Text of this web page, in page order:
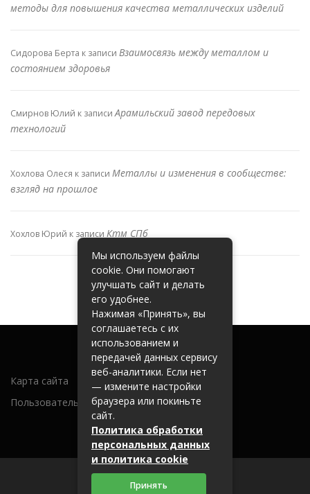
методы для повышения качества металлических изделий
Сидорова Берта к записи Взаимосвязь между металлом и
состоянием здоровья
Смирнов Юлий к записиАрамильский завод передовых
технологий
Хохлова Олеся к записи Металлы и изменения в сообществе:
взгляд на прошлое
Хохлов Юрий к записи Ктм СПб
Карта сайта
Пользовательское соглашение
2026 (c) metallobaza31.ru
Мы используем файлы
cookie. Они помогают
улучшать сайт и делать
его удобнее.
Нажимая «Принять», вы
соглашаетесь с их
использованием и
передачей данных сервису
веб-аналитики. Если нет
— измените настройки
браузера или покиньте
сайт.
Политика обработки
персональных данных
и политика cookie
Принять